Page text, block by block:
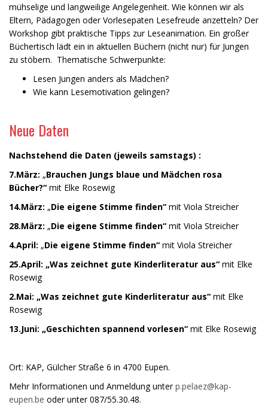
mühselige und langweilige Angelegenheit. Wie können wir als
Eltern, Pädagogen oder Vorlesepaten Lesefreude anzetteln? Der
Workshop gibt praktische Tipps zur Leseanimation. Ein großer
Büchertisch lädt ein in aktuellen Büchern (nicht nur) für Jungen
zu stöbern. Thematische Schwerpunkte:
Lesen Jungen anders als Mädchen?
Wie kann Lesemotivation gelingen?
Neue Daten
Nachstehend die Daten (jeweils samstags) :
7.März: „Brauchen Jungs blaue und Mädchen rosa
Bücher?“ mit Elke Rosewig
14.März: „Die eigene Stimme finden“ mit Viola Streicher
28.März: „Die eigene Stimme finden“ mit Viola Streicher
4.April: „Die eigene Stimme finden“ mit Viola Streicher
25.April: „Was zeichnet gute Kinderliteratur aus“ mit Elke
Rosewig
2.Mai: „Was zeichnet gute Kinderliteratur aus“ mit Elke
Rosewig
13.Juni: „Geschichten spannend vorlesen“ mit Elke Rosewig
Ort: KAP, Gülcher Straße 6 in 4700 Eupen.
Mehr Informationen und Anmeldung unterp.pelaez@kap-
eupen.be oder unter 087/55.30.48.